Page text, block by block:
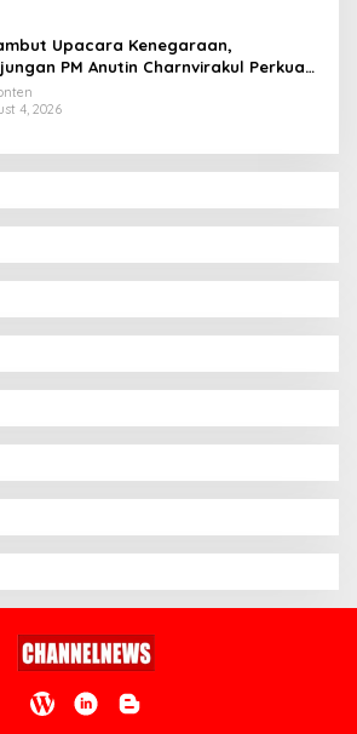
Upacara Kenegaraan,
PM Anutin Charnvirakul Perkuat
Indonesia-Thailand
4, 2026